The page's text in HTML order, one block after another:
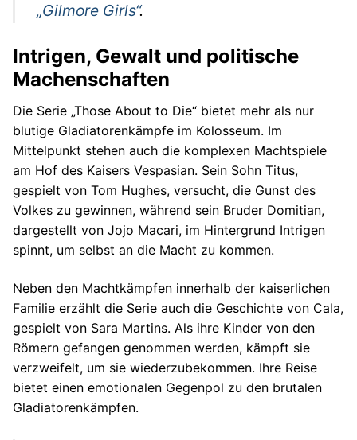
„Gilmore Girls“.
Intrigen, Gewalt und politische
Machenschaften
Die Serie „Those About to Die“ bietet mehr als nur
blutige Gladiatorenkämpfe im Kolosseum. Im
Mittelpunkt stehen auch die komplexen Machtspiele
am Hof des Kaisers Vespasian. Sein Sohn Titus,
gespielt von Tom Hughes, versucht, die Gunst des
Volkes zu gewinnen, während sein Bruder Domitian,
dargestellt von Jojo Macari, im Hintergrund Intrigen
spinnt, um selbst an die Macht zu kommen.
Neben den Machtkämpfen innerhalb der kaiserlichen
Familie erzählt die Serie auch die Geschichte von Cala,
gespielt von Sara Martins. Als ihre Kinder von den
Römern gefangen genommen werden, kämpft sie
verzweifelt, um sie wiederzubekommen. Ihre Reise
bietet einen emotionalen Gegenpol zu den brutalen
Gladiatorenkämpfen.